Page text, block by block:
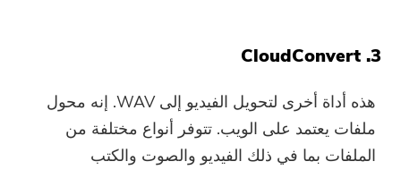
3. CloudConvert
هذه أداة أخرى لتحويل الفيديو إلى WAV. إنه محول
ملفات يعتمد على الويب. تتوفر أنواع مختلفة من
الملفات بما في ذلك الفيديو والصوت والكتب